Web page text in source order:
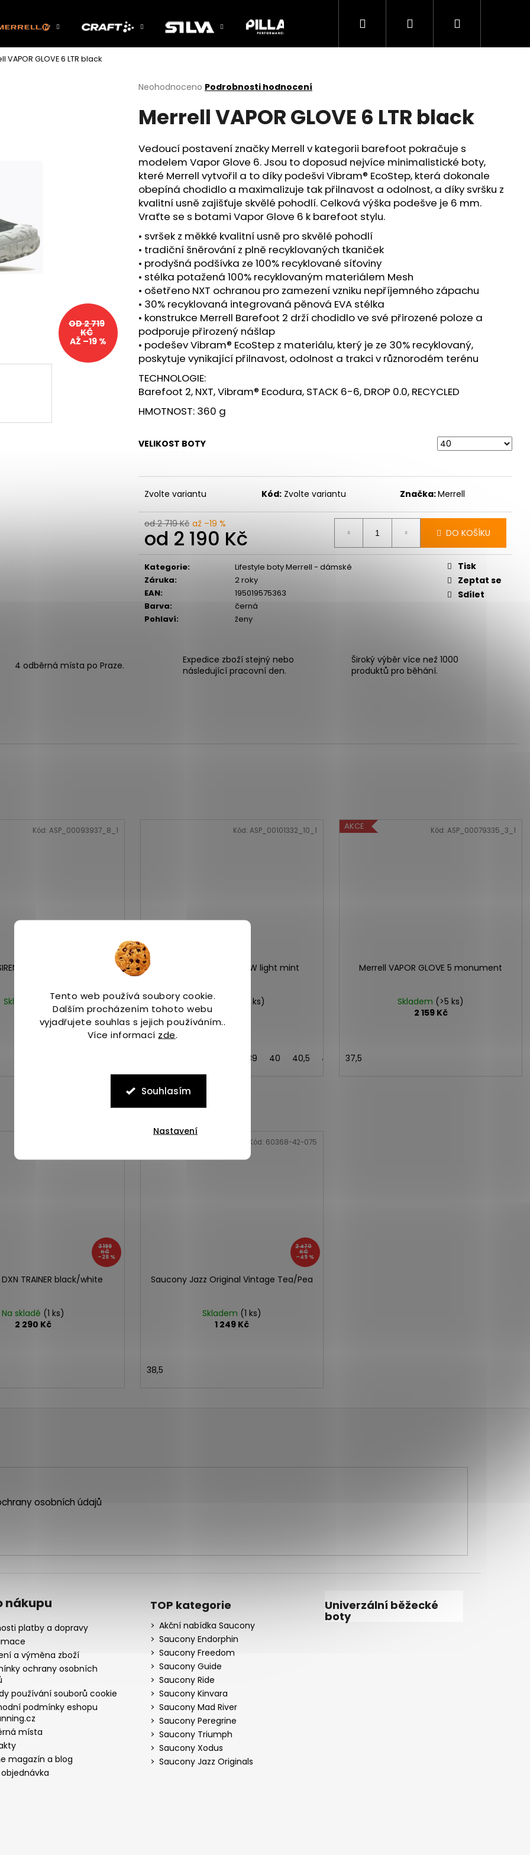
Tento web používá soubory cookie.
Dalším procházením tohoto webu
vyjadřujete souhlas s jejich používáním..
Více informací zde.
Souhlasím
Nastavení
Hledat PřihlášeníNákupní
VAPOR GLOVE 6 LTR black
Průměrné
produktu
je
z
5
hvězdiček.
Neohodnoceno Podrobnosti hodnocení
Merrell VAPOR GLOVE 6 LTR black
Vedoucí postavení značky Merrell v kategorii barefoot pokračuje s
modelem Vapor Glove 6. Jsou to doposud nejvíce minimalistické boty,
které Merrell vytvořil a to díky podešvi Vibram® EcoStep, která dokonale
obepíná chodidlo a maximalizuje tak přilnavost a odolnost, a díky svršku z
kvalitní usně zajišťuje skvělé pohodlí. Celková výška podešve je 6 mm.
Vraťte se s botami Vapor Glove 6 k barefoot stylu.
• svršek z měkké kvalitní usně pro skvělé pohodlí
• tradiční šněrování z plně recyklovaných tkaniček
• prodyšná podšívka ze 100% recyklované síťoviny
• stélka potažená 100% recyklovaným materiálem Mesh
• ošetřeno NXT ochranou pro zamezení vzniku nepříjemného zápachu
• 30% recyklovaná integrovaná pěnová EVA stélka
• konstrukce Merrell Barefoot 2 drží chodidlo ve své přirozené poloze a
podporuje přirozený nášlap
• podešev Vibram® EcoStep z materiálu, který je ze 30% recyklovaný,
poskytuje vynikající přilnavost, odolnost a trakci v různorodém terénu
TECHNOLOGIE:
Barefoot 2, NXT, Vibram® Ecodura, STACK 6-6, DROP 0.0, RECYCLED
HMOTNOST: 360 g
VELIKOST BOTY
Zvolte variantu Kód: Zvolte variantu Značka:Merrell
od 2 719 Kč až –19 %
od 2 190 Kč
cena:
DO KOŠÍKU
Kategorie:
Lifestyle boty Merrell - dámské
Záruka:
2 roky
EAN:
195019575363
Barva:
černá
Pohlaví: ženy
Tisk
Zeptat se
Sdílet
OD 2 719
KČ
AŽ –19 %
4 odběrná místa po Praze.
Expedice zboží stejný nebo
následující pracovní den.
Široký výběr více než 1000
produktů pro běhání.
4 TRAVELLER durum
Skladem
(1 ks)
Kód: ASP_00093937_8_1
Merrell JUNGLE MOC W light mint
Skladem
(>5 ks)
39 40 40,5 41 42
Kód: ASP_00101332_10_1 AKCE
Merrell VAPOR GLOVE 5 monument
Skladem (>5 ks)
2 159 Kč
37,5
Kód: ASP_00079335_3_1
3 199
KČ
–28 %
TRAINER black/white
Na skladě (1 ks)
2 290 Kč
VÝPRODEJ
2 470
KČ
–49 %
Saucony Jazz Original Vintage Tea/Pea
Skladem (1 ks)
1 249 Kč
38,5
Kód: 60368-42-075
Co potřebujete najít?
HLEDAT
CRAFT PACER 2 - ORANŽOVÁ
BOTY CRAFT KYPE PRO - ZELENÁ
7 990 Kč
osobních údajů
nákupu
platby a dopravy
a výměna zboží
ochrany osobních
používání souborů cookie
podmínky eshopu
místa
magazín a blog
TOP kategorie
Akční nabídka Saucony
Saucony Endorphin
Saucony Freedom
Saucony Guide
Saucony Ride
Saucony Kinvara
Saucony Mad River
Saucony Peregrine
Saucony Triumph
Saucony Xodus
Saucony Jazz Originals
Univerzální běžecké
boty